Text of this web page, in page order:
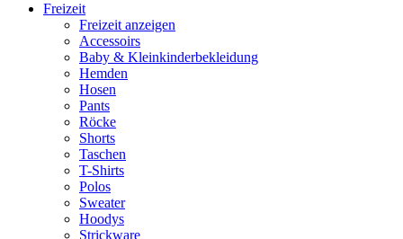
Freizeit
Freizeit anzeigen
Accessoirs
Baby & Kleinkinderbekleidung
Hemden
Hosen
Pants
Röcke
Shorts
Taschen
T-Shirts
Polos
Sweater
Hoodys
Strickware